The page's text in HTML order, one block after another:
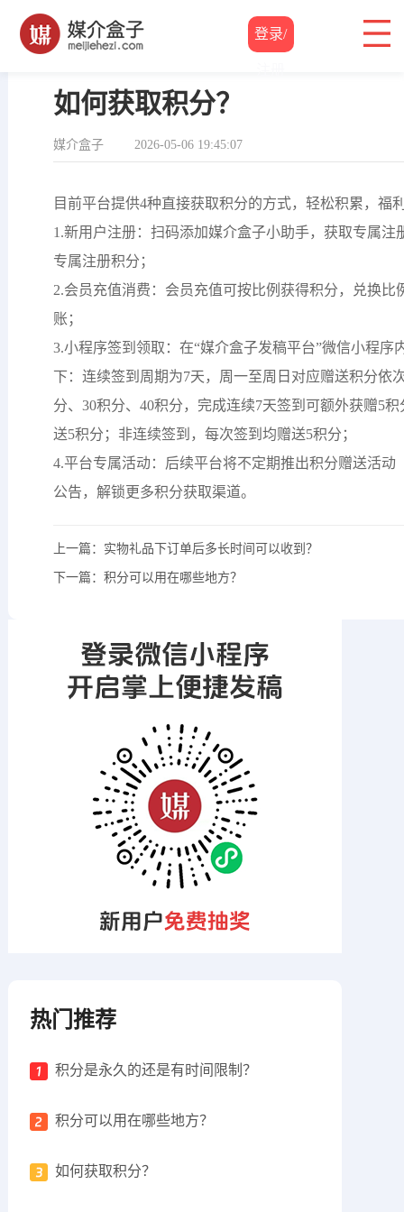
登录/
帮助中心 /积分规则/ 如何获取积分？
如何获取积分？
媒介盒子 2026-05-06 19:45:07
目前平台提供4种直接获取积分的方式，轻松积累，福
1.新用户注册：扫码添加媒介盒子小助手，获取专属
专属注册积分；
2.会员充值消费：会员充值可按比例获得积分，兑换
账；
3.小程序签到领取：在“媒介盒子发稿平台”微信小程
下：连续签到周期为7天，周一至周日对应赠送积分依
分、30积分、40积分，完成连续7天签到可额外获赠5
送5积分；非连续签到，每次签到均赠送5积分；
4.平台专属活动：后续平台将不定期推出积分赠送活
公告，解锁更多积分获取渠道。
上一篇： 实物礼品下订单后多长时间可以收到？
下一篇： 积分可以用在哪些地方？
热门推荐
积分是永久的还是有时间限制？
积分可以用在哪些地方？
如何获取积分？